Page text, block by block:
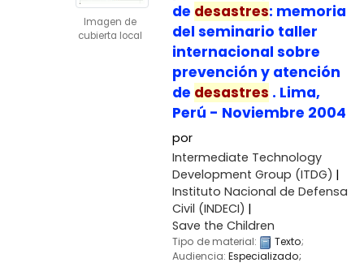
Imagen de
cubierta local
de desastres: memoria
del seminario taller
internacional sobre
prevención y atención
de desastres . Lima,
Perú - Noviembre 2004
por
Intermediate Technology
Development Group (ITDG)
Instituto Nacional de Defensa
Civil (INDECI)
Save the Children
Tipo de material: Texto;
Audiencia: Especializado;